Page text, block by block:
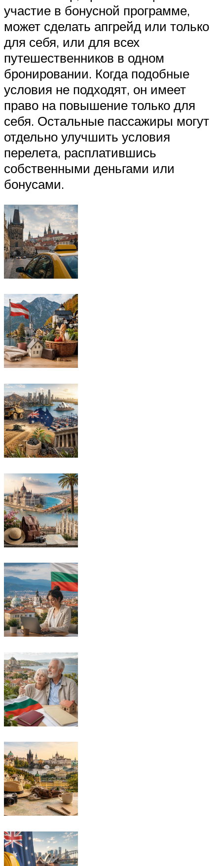
участие в бонусной программе,
может сделать апгрейд или только
для себя, или для всех
путешественников в одном
бронировании. Когда подобные
условия не подходят, он имеет
право на повышение только для
себя. Остальные пассажиры могут
отдельно улучшить условия
перелета, расплатившись
собственными деньгами или
бонусами.